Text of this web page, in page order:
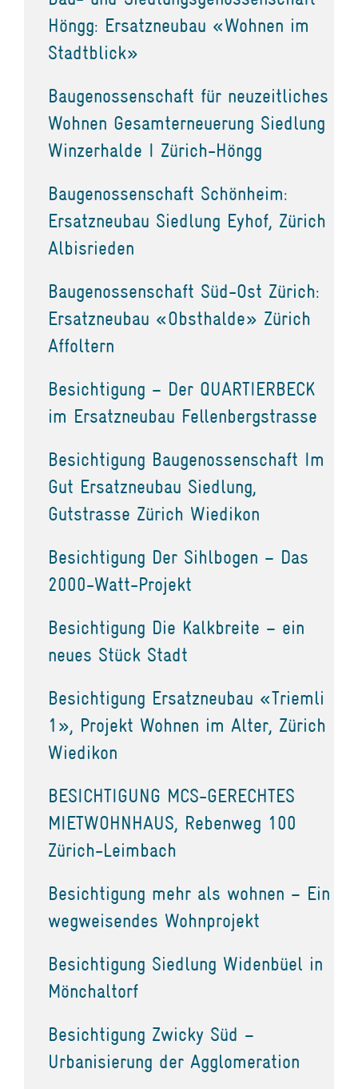
Höngg: Ersatzneubau «Wohnen im
Stadtblick»
Baugenossenschaft für neuzeitliches
Wohnen Gesamterneuerung Siedlung
Winzerhalde I Zürich-Höngg
Baugenossenschaft Schönheim:
Ersatzneubau Siedlung Eyhof, Zürich
Albisrieden
Baugenossenschaft Süd-Ost Zürich:
Ersatzneubau «Obsthalde» Zürich
Affoltern
Besichtigung – Der QUARTIERBECK
im Ersatzneubau Fellenbergstrasse
Besichtigung Baugenossenschaft Im
Gut Ersatzneubau Siedlung,
Gutstrasse Zürich Wiedikon
Besichtigung Der Sihlbogen – Das
2000-Watt-Projekt
Besichtigung Die Kalkbreite – ein
neues Stück Stadt
Besichtigung Ersatzneubau «Triemli
1», Projekt Wohnen im Alter, Zürich
Wiedikon
BESICHTIGUNG MCS-GERECHTES
MIETWOHNHAUS, Rebenweg 100
Zürich-Leimbach
Besichtigung mehr als wohnen – Ein
wegweisendes Wohnprojekt
Besichtigung Siedlung Widenbüel in
Mönchaltorf
Besichtigung Zwicky Süd –
Urbanisierung der Agglomeration